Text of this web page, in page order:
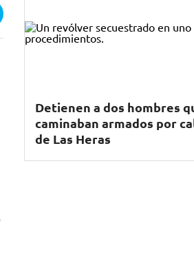
Detienen a dos hombres
caminaban armados por
de Las Heras